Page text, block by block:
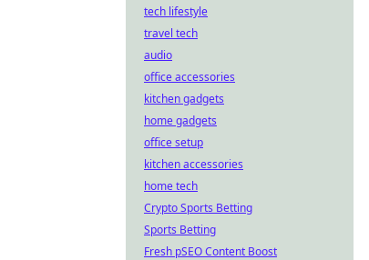
tech lifestyle
travel tech
audio
office accessories
kitchen gadgets
home gadgets
office setup
kitchen accessories
home tech
Crypto Sports Betting
Sports Betting
Fresh pSEO Content Boost